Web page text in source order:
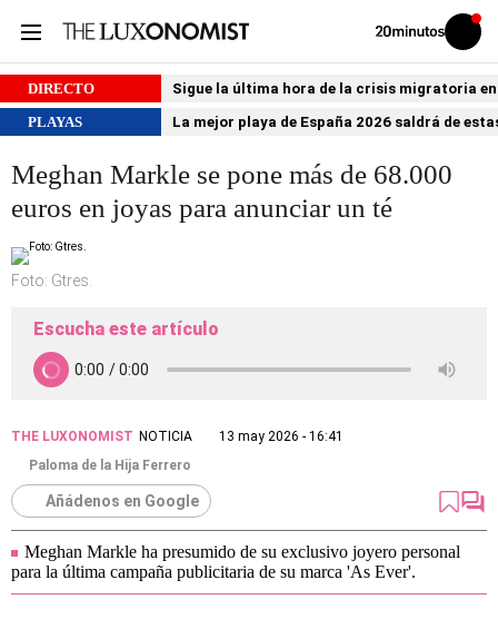
Volver
Iniciar
sesión
DIRECTO
Sigue la última hora de la crisis migratoria
PLAYAS
La mejor playa de España 2026 saldrá de
Meghan Markle se pone más de 68.000
euros en joyas para anunciar un té
Foto: Gtres.
Escucha este artículo
THE LUXONOMIST NOTICIA
13 may 2026 - 16:41
Paloma de la Hija Ferrero
Añádenos en Google
Meghan Markle ha presumido de su exclusivo joyero personal
para la última campaña publicitaria de su marca 'As Ever'.